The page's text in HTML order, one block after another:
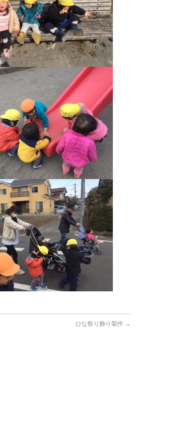
ひな祭り飾り製作 →